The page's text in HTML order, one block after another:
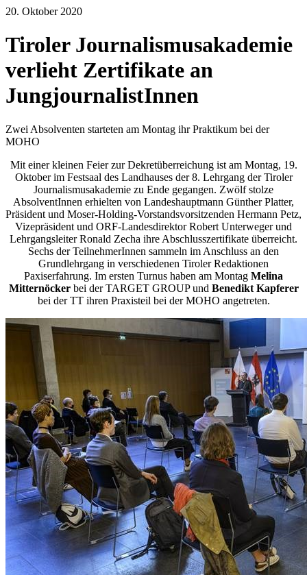
20. Oktober 2020
Tiroler Journalismusakademie
verlieht Zertifikate an
JungjournalistInnen
Zwei Absolventen starteten am Montag ihr Praktikum bei der
MOHO
Mit einer kleinen Feier zur Dekretüberreichung ist am Montag, 19.
Oktober im Festsaal des Landhauses der 8. Lehrgang der Tiroler
Journalismusakademie zu Ende gegangen. Zwölf stolze
AbsolventInnen erhielten von Landeshauptmann Günther Platter,
Präsident und Moser-Holding-Vorstandsvorsitzenden Hermann Petz,
Vizepräsident und ORF-Landesdirektor Robert Unterweger und
Lehrgangsleiter Ronald Zecha ihre Abschlusszertifikate überreicht.
Sechs der TeilnehmerInnen sammeln im Anschluss an den
Grundlehrgang in verschiedenen Tiroler Redaktionen
Paxiserfahrung. Im ersten Turnus haben am Montag Melina
Mitternöckerbei der TARGET GROUP und Benedikt Kapferer
bei der TT ihren Praxisteil bei der MOHO angetreten.